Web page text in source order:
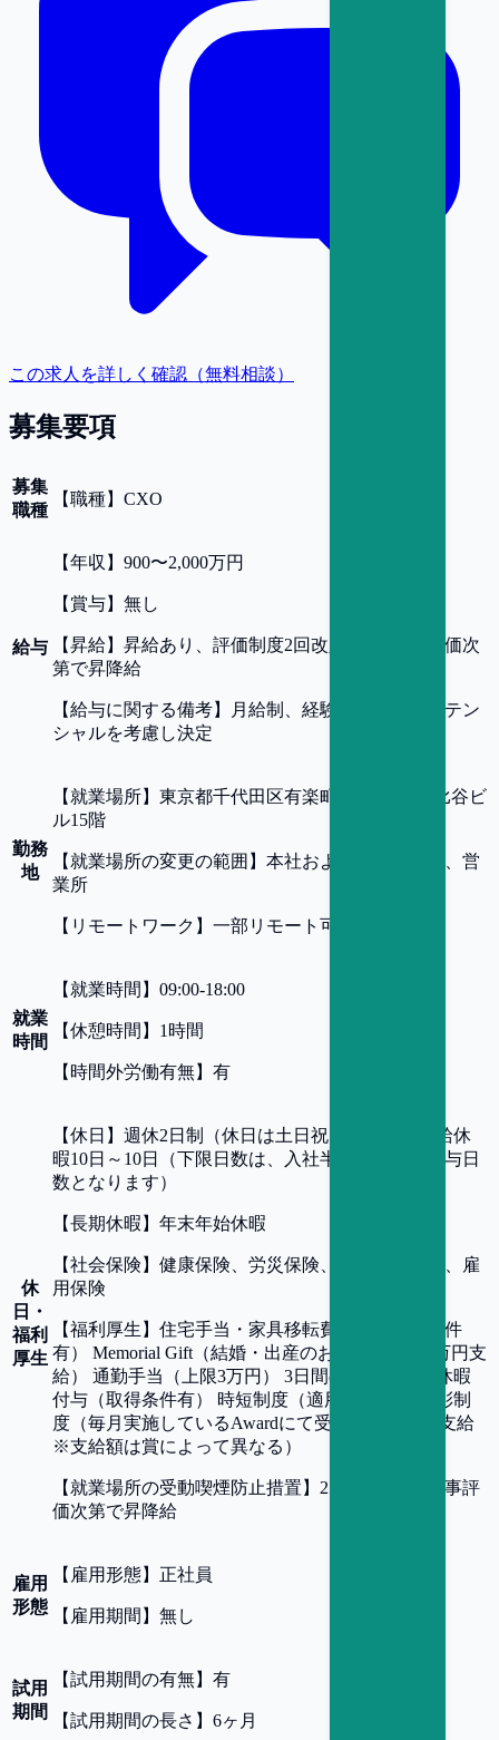
この求人を詳しく確認（無料相談）
募集要項
募集
職種
【職種】 CXO
給与
【年収 】 900〜2,000万円
【 賞与】 無し
【昇給】 昇給あり、評価制度2回改定/年 ※人事評価次
第で昇降給
【給与に関する備考】
月給制、経験・スキル・ポテン
シャルを考慮し決定
勤務
地
【 就業場所】 東京都千代田区有楽町1-2-2 東宝日比谷ビ
ル15階
【 就業場所の変更の範囲 】 本社および全ての支社、営
業所
【 リモートワーク 】 一部リモート可
就業
時間
【 就業時間 】 09:00-18:00
【休憩時間 】 1時間
【 時間外労働有無】 有
休
日・
福利
厚生
【休日 】 週休2日制（休日は土日祝日）、年間有給休
暇10日～10日（下限日数は、入社半年経過後の付与日
数となります）
【長期休暇 】 年末年始休暇
【社会保険 】 健康保険、労災保険、厚生年金保険、雇
用保険
【福利厚生 】 住宅手当・家具移転費補助（支給条件
有） Memorial Gift（結婚・出産のお祝い事には5万円支
給） 通勤手当（上限3万円） 3日間の入社時特別休暇
付与（取得条件有） 時短制度（適用条件有） 表彰制
度（毎月実施しているAwardにて受賞者に報奨金支給
※支給額は賞によって異なる）
【 就業場所の受動喫煙防止措置 】 2回改定/年 ※人事評
価次第で昇降給
雇用
形態
【 雇用形態】 正社員
【 雇用期間 】 無し
試用
期間
【試用期間の有無】 有
【試用期間の長さ 】 6ヶ月